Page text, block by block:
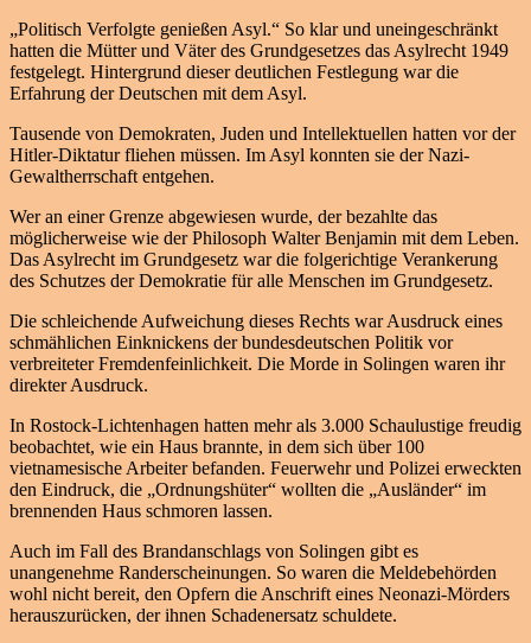
„Politisch Verfolgte genießen Asyl.“ So klar und uneingeschränkt
hatten die Mütter und Väter des Grundgesetzes das Asylrecht 1949
festgelegt. Hintergrund dieser deutlichen Festlegung war die
Erfahrung der Deutschen mit dem Asyl.
Tausende von Demokraten, Juden und Intellektuellen hatten vor der
Hitler-Diktatur fliehen müssen. Im Asyl konnten sie der Nazi-
Gewaltherrschaft entgehen.
Wer an einer Grenze abgewiesen wurde, der bezahlte das
möglicherweise wie der Philosoph Walter Benjamin mit dem Leben.
Das Asylrecht im Grundgesetz war die folgerichtige Verankerung
des Schutzes der Demokratie für alle Menschen im Grundgesetz.
Die schleichende Aufweichung dieses Rechts war Ausdruck eines
schmählichen Einknickens der bundesdeutschen Politik vor
verbreiteter Fremdenfeinlichkeit. Die Morde in Solingen waren ihr
direkter Ausdruck.
In Rostock-Lichtenhagen hatten mehr als 3.000 Schaulustige freudig
beobachtet, wie ein Haus brannte, in dem sich über 100
vietnamesische Arbeiter befanden. Feuerwehr und Polizei erweckten
den Eindruck, die „Ordnungshüter“ wollten die „Ausländer“ im
brennenden Haus schmoren lassen.
Auch im Fall des Brandanschlags von Solingen gibt es
unangenehme Randerscheinungen. So waren die Meldebehörden
wohl nicht bereit, den Opfern die Anschrift eines Neonazi-Mörders
herauszurücken, der ihnen Schadenersatz schuldete.